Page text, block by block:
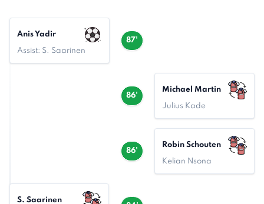
87'
Anis Yadir
Assist: S. Saarinen
86'
Michael Martin
Julius Kade
86'
Robin Schouten
Kelian Nsona
S. Saarinen